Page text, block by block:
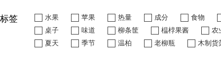
标签 水果 苹果 热量 成分
食物
桌子
味道 柳条筐 榅桲果酱
农
夏天
季节 温柏 老柳瓶 木制货